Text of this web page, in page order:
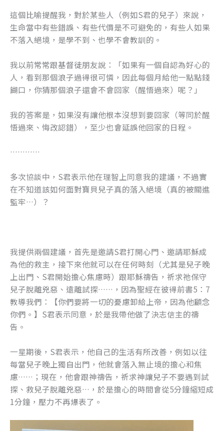
這個比喻提醒我，對於某些人（例如S君的兒子）來說，
生命當中有些錯誤、有些代價是不可避免的，有些人如果
不落入絕境，是學不到、也學不會教訓的。
我以前常常跟基督徒朋友說：「如果有一個自認為好心的
人，看到那個浪子過得很可憐，因此每個月給他一點點錢
餬口，你猜那個浪子還會不會回家（醒悟過來）呢？」
我的答案是，如果沒有讓他根本沒想到要回家（等同於醒
悟過來、悔改認錯），至少也會延誤他回家的日程。
…………
多次協談中，S君表示他在理智上同意我的建議，不過實
在不知道該如何面對寶貝兒子真的落入絕境（真的被關進
監牢…）？
我提供兩個建議，首先是邀請S君打開心門、邀請耶穌成
為他的救主，接下來他就可以在任何時刻（尤其是兒子晚
上出門、S君開始擔心焦慮時）跟耶穌禱告，祈求祂保守
兒子脫離兇惡、遠離試探……，因為聖經在彼得前書5：7
教導我們：【你們要將一切的憂慮卸給上帝，因為他顧念
你們。】S君表示同意，於是我帶他做了決志信主的禱
告。
一星期後，S君表示，他自己的生活有所改善，例如以往
每當兒子晚上獨自出門，他就會落入無止境的擔心和焦
慮……；現在，他會跟神禱告，祈求神讓兒子不要遇到試
探、救兒子脫離兇惡…，於是擔心的時間會從5分鐘縮短成
1分鐘，壓力不再爆表了。